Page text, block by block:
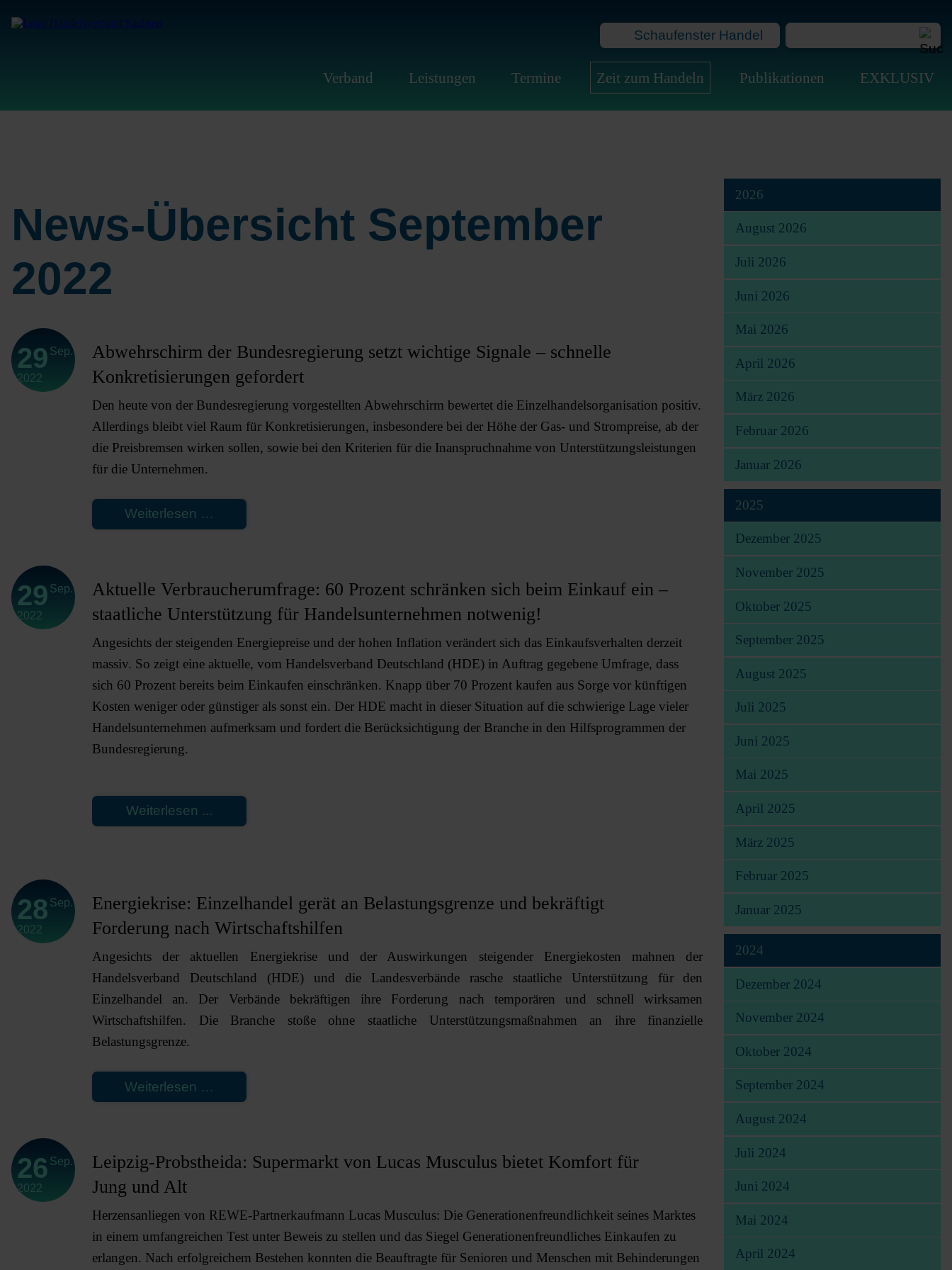
Schaufenster Handel
Verband Leistungen Termine Zeit zum Handeln Publikationen EXKLUSIV
News-Übersicht September
2022
29 Sep.
2022
Abwehrschirm der Bundesregierung setzt wichtige Signale – schnelle
Konkretisierungen gefordert
Den heute von der Bundesregierung vorgestellten Abwehrschirm bewertet die Einzelhandelsorganisation positiv.
Allerdings bleibt viel Raum für Konkretisierungen, insbesondere bei der Höhe der Gas- und Strompreise, ab der
die Preisbremsen wirken sollen, sowie bei den Kriterien für die Inanspruchnahme von Unterstützungsleistungen
für die Unternehmen.
Weiterlesen …
der
wichtige
Signale
–
schnelle
Konkretisierungen
gefordert
29 Sep.
2022
Aktuelle Verbraucherumfrage: 60 Prozent schränken sich beim Einkauf ein –
staatliche Unterstützung für Handelsunternehmen notwenig!
Angesichts der steigenden Energiepreise und der hohen Inflation verändert sich das Einkaufsverhalten derzeit
massiv. So zeigt eine aktuelle, vom Handelsverband Deutschland (HDE) in Auftrag gegebene Umfrage, dass
sich 60 Prozent bereits beim Einkaufen einschränken. Knapp über 70 Prozent kaufen aus Sorge vor künftigen
Kosten weniger oder günstiger als sonst ein. Der HDE macht in dieser Situation auf die schwierige Lage vieler
Handelsunternehmen aufmerksam und fordert die Berücksichtigung der Branche in den Hilfsprogrammen der
Bundesregierung.
Weiterlesen ...
28 Sep.
2022
Energiekrise: Einzelhandel gerät an Belastungsgrenze und bekräftigt
Forderung nach Wirtschaftshilfen
Angesichts der aktuellen Energiekrise und der Auswirkungen steigender Energiekosten mahnen der
Handelsverband Deutschland (HDE) und die Landesverbände rasche staatliche Unterstützung für den
Einzelhandel an. Der Verbände bekräftigen ihre Forderung nach temporären und schnell wirksamen
Wirtschaftshilfen. Die Branche stoße ohne staatliche Unterstützungsmaßnahmen an ihre finanzielle
Belastungsgrenze.
Weiterlesen …
Einzelhandel
Belastungsgrenze
bekräftigt
Forderung
nach
26 Sep.
2022
Leipzig-Probstheida: Supermarkt von Lucas Musculus bietet Komfort für
Jung und Alt
Herzensanliegen von REWE-Partnerkaufmann Lucas Musculus: Die Generationenfreundlichkeit seines Marktes
in einem umfangreichen Test unter Beweis zu stellen und das Siegel Generationenfreundliches Einkaufen zu
erlangen. Nach erfolgreichem Bestehen konnten die Beauftragte für Senioren und Menschen mit Behinderungen
2026
August 2026
Juli 2026
Juni 2026
Mai 2026
April 2026
März 2026
Februar 2026
Januar 2026
2025
Dezember 2025
November 2025
Oktober 2025
September 2025
August 2025
Juli 2025
Juni 2025
Mai 2025
April 2025
März 2025
Februar 2025
Januar 2025
2024
Dezember 2024
November 2024
Oktober 2024
September 2024
August 2024
Juli 2024
Juni 2024
Mai 2024
April 2024